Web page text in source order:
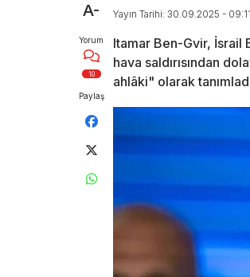
A-
Yorum
10
Paylaş
Yayın Tarihi: 30.09.2025 - 09:11
Itamar Ben-Gvir, İsrail
hava saldırısından
ahlâki" olarak